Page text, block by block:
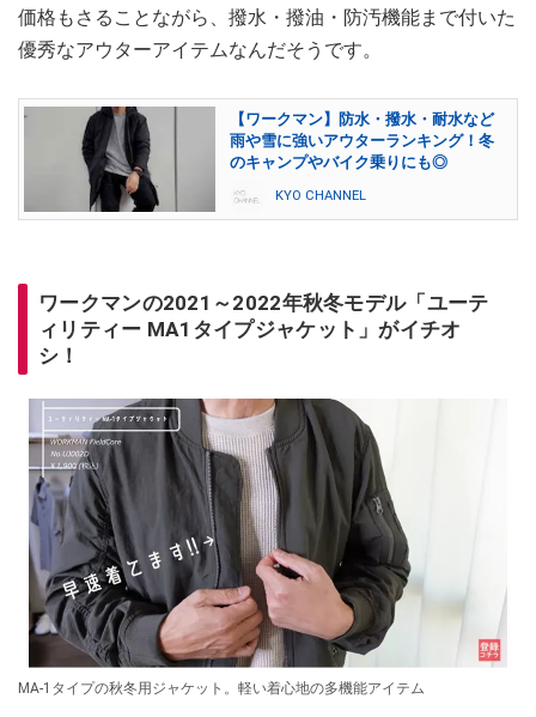
価格もさることながら、撥水・撥油・防汚機能まで付いた
優秀なアウターアイテムなんだそうです。
【ワークマン】防水・撥水・耐水など
雨や雪に強いアウターランキング！冬
のキャンプやバイク乗りにも◎
KYO CHANNEL
ワークマンの2021～2022年秋冬モデル「ユーテ
ィリティー MA1タイプジャケット」がイチオ
シ！
MA-1タイプの秋冬用ジャケット。軽い着心地の多機能アイテム